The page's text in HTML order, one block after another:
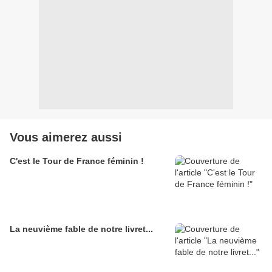
Vous aimerez aussi
C'est le Tour de France féminin !
La neuvième fable de notre livret...